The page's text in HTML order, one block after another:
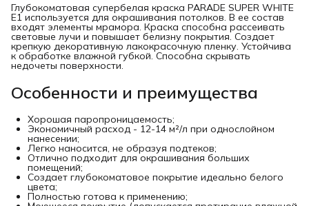
Глубокоматовая супербелая краска PARADE SUPER WHITE
E1 используется для окрашивания потолков. В ее состав
входят элементы мрамора. Краска способна рассеивать
световые лучи и повышает белизну покрытия. Создает
крепкую декоративную лакокрасочную пленку. Устойчива
к обработке влажной губкой. Способна скрывать
недочеты поверхности.
Особенности и преимущества
Хорошая паропроницаемость;
Экономичный расход - 12-14 м²/л при однослойном
нанесении;
Легко наносится, не образуя подтеков;
Отлично подходит для окрашивания больших
помещений;
Создает глубокоматовое покрытие идеально белого
цвета;
Полностью готова к применению;